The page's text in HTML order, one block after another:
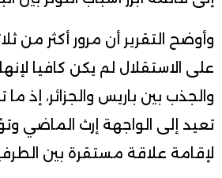
وأوضح التقرير أن مرور أكثر من
على الاستقلال لم يكن كافيا
والجذب بين باريس والجزائر، إذ
تعيد إلى الواجهة إرث الماضي
لإقامة علاقة مستقرة بين